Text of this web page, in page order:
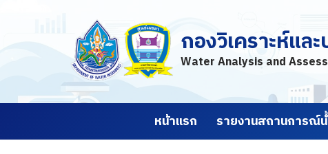
กองวิเคราะห์แล
Water Analysis and
หน้าแรก รายงานสถานการณ์